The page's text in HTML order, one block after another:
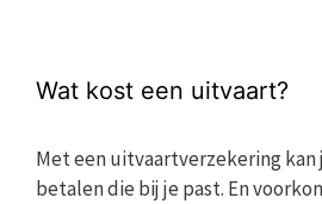
Wat kost een uitvaart?
Met een uitvaartverzekering
betalen die bij je past. En